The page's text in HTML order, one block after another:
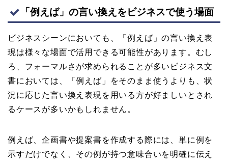
「例えば」の言い換えをビジネスで使う場面
ビジネスシーンにおいても、「例えば」の言い換え表
現は様々な場面で活用できる可能性があります。むし
ろ、フォーマルさが求められることが多いビジネス文
書においては、「例えば」をそのまま使うよりも、状
況に応じた言い換え表現を用いる方が好ましいとされ
るケースが多いかもしれません。
例えば、企画書や提案書を作成する際には、単に例を
示すだけでなく、その例が持つ意味合いを明確に伝え